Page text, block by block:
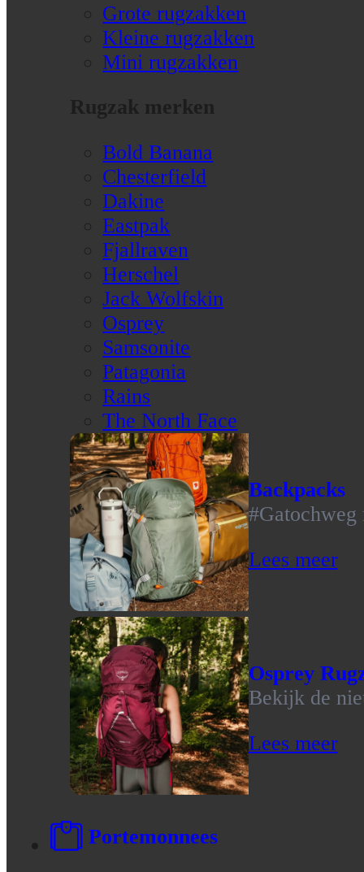
Grote rugzakken
Kleine rugzakken
Mini rugzakken
Rugzak merken
Bold Banana
Chesterfield
Dakine
Eastpak
Fjallraven
Herschel
Jack Wolfskin
Osprey
Samsonite
Patagonia
Rains
The North Face
Backpacks
#Gatochweg
Lees meer
Osprey
Bekijk de
Lees meer
Portemonnees